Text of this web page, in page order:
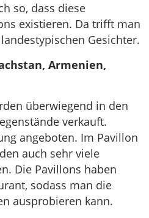
so, dass diese
existieren. Da trifft man
Gesichter.
Armenien,
überwiegend in den
verkauft.
angeboten. Im Pavillon
auch sehr viele
Die Pavillons haben
sodass man die
ausprobieren kann.